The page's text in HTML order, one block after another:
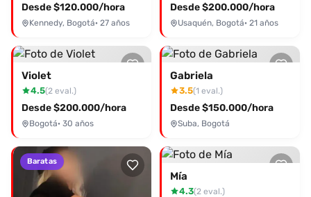
ahora mismo a través de Desenfreno.co.
Desde $120.000/hora
Kennedy, Bogotá· 27 años
Desde $200.000/hora
Usaquén, Bogotá· 21 años
Violet
4.5(2 eval.)
Desde $200.000/hora
Bogotá· 30 años
Gabriela
3.5(1 eval.)
Desde $150.000/hora
Suba, Bogotá
Baratas
Mía
4.3(2 eval.)